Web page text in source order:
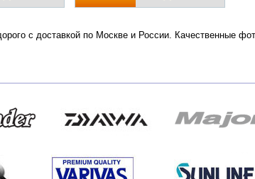
с доставкой по Москве и России. Качественные